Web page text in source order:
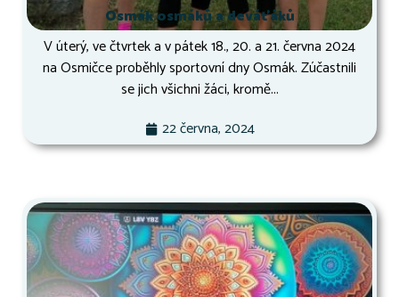
Osmák osmáků a deváťáků
V úterý, ve čtvrtek a v pátek 18., 20. a 21. června 2024
na Osmičce proběhly sportovní dny Osmák. Zúčastnili
se jich všichni žáci, kromě...
22 června, 2024